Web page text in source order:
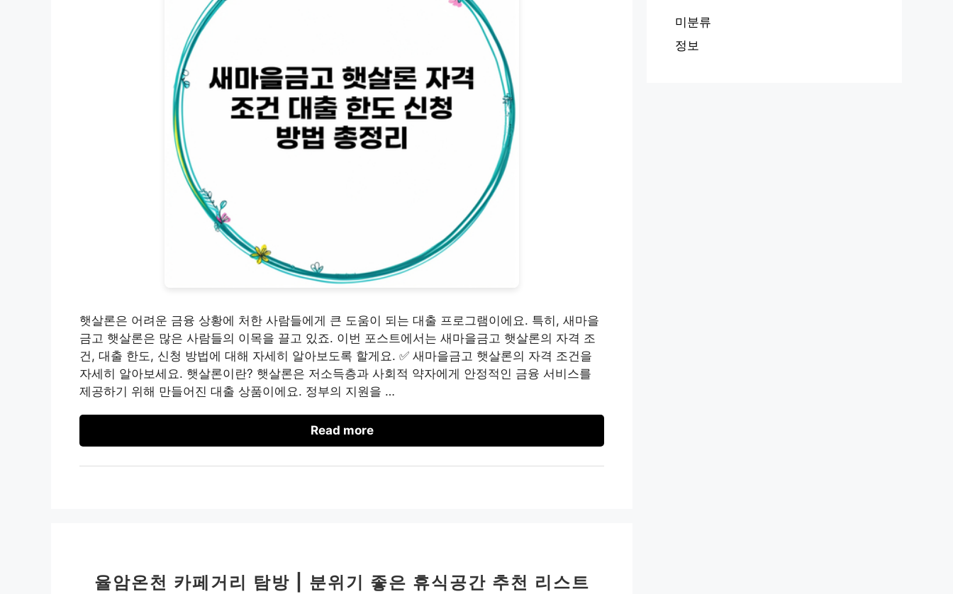
햇살론은 어려운 금융 상황에 처한 사람들에게 큰 도움이 되는 대출 프로그램이에요. 특히, 새마을
금고 햇살론은 많은 사람들의 이목을 끌고 있죠. 이번 포스트에서는 새마을금고 햇살론의 자격 조
건, 대출 한도, 신청 방법에 대해 자세히 알아보도록 할게요. ✅ 새마을금고 햇살론의 자격 조건을
자세히 알아보세요. 햇살론이란? 햇살론은 저소득층과 사회적 약자에게 안정적인 금융 서비스를
제공하기 위해 만들어진 대출 상품이에요. 정부의 지원을 …
Read more
율암온천 카페거리 탐방 | 분위기 좋은 휴식공간 추천 리스트
미분류
정보